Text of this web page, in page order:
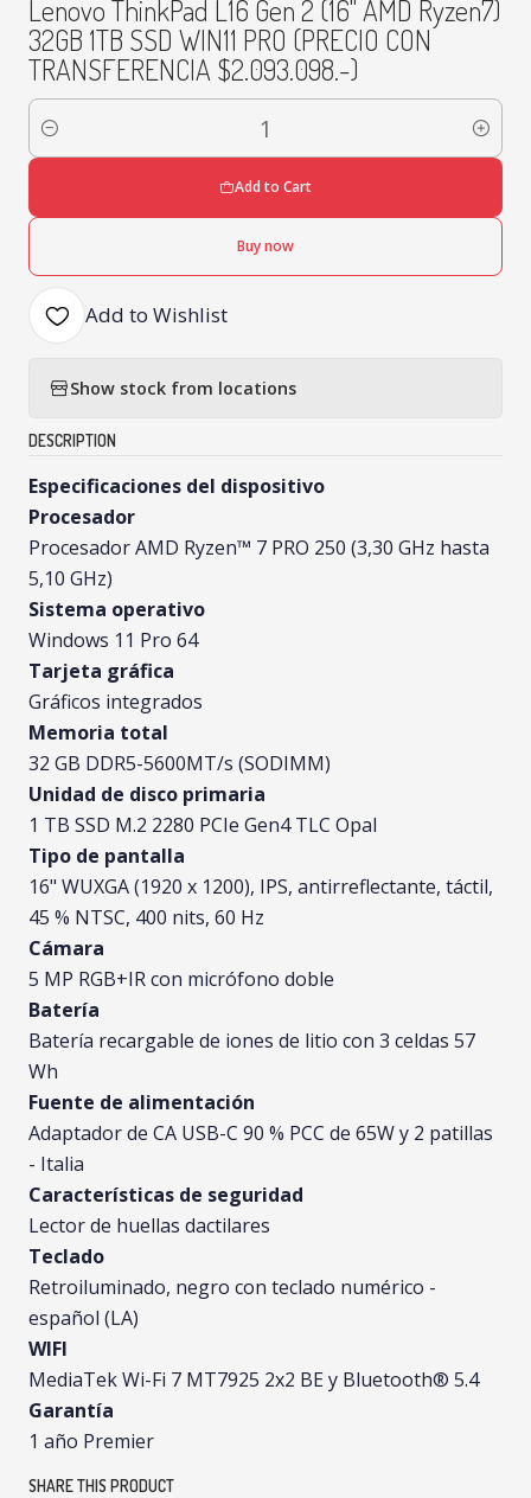
Lenovo ThinkPad L16 Gen 2 (16" AMD Ryzen7)
32GB 1TB SSD WIN11 PRO (PRECIO CON
TRANSFERENCIA $2.093.098.-)
Quantity
Add to Cart
Buy now
Add to Wishlist
Show stock from locations
DESCRIPTION
Especificaciones del dispositivo
Procesador
Procesador AMD Ryzen™ 7 PRO 250 (3,30 GHz hasta
5,10 GHz)
Sistema operativo
Windows 11 Pro 64
Tarjeta gráfica
Gráficos integrados
Memoria total
32 GB DDR5-5600MT/s (SODIMM)
Unidad de disco primaria
1 TB SSD M.2 2280 PCIe Gen4 TLC Opal
Tipo de pantalla
16" WUXGA (1920 x 1200), IPS, antirreflectante, táctil,
45 % NTSC, 400 nits, 60 Hz
Cámara
5 MP RGB+IR con micrófono doble
Batería
Batería recargable de iones de litio con 3 celdas 57
Wh
Fuente de alimentación
Adaptador de CA USB-C 90 % PCC de 65W y 2 patillas
- Italia
Características de seguridad
Lector de huellas dactilares
Teclado
Retroiluminado, negro con teclado numérico -
español (LA)
WIFI
MediaTek Wi-Fi 7 MT7925 2x2 BE y Bluetooth® 5.4
Garantía
1 año Premier
SHARE THIS PRODUCT